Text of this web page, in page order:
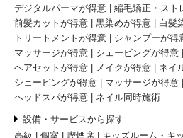
デジタルパーマが得意
縮毛矯正・スト
前髪カットが得意
黒染めが得意
白髪
トリートメントが得意
シャンプーが得
マッサージが得意
シェービングが得意
ヘアセットが得意
メイクが得意 ネイ
シェービングが得意
マッサージが得意
ヘッドスパが得意
ネイル同時施術
設備・サービスから探す
高級
個室 喫煙席 キッズルーム・キ